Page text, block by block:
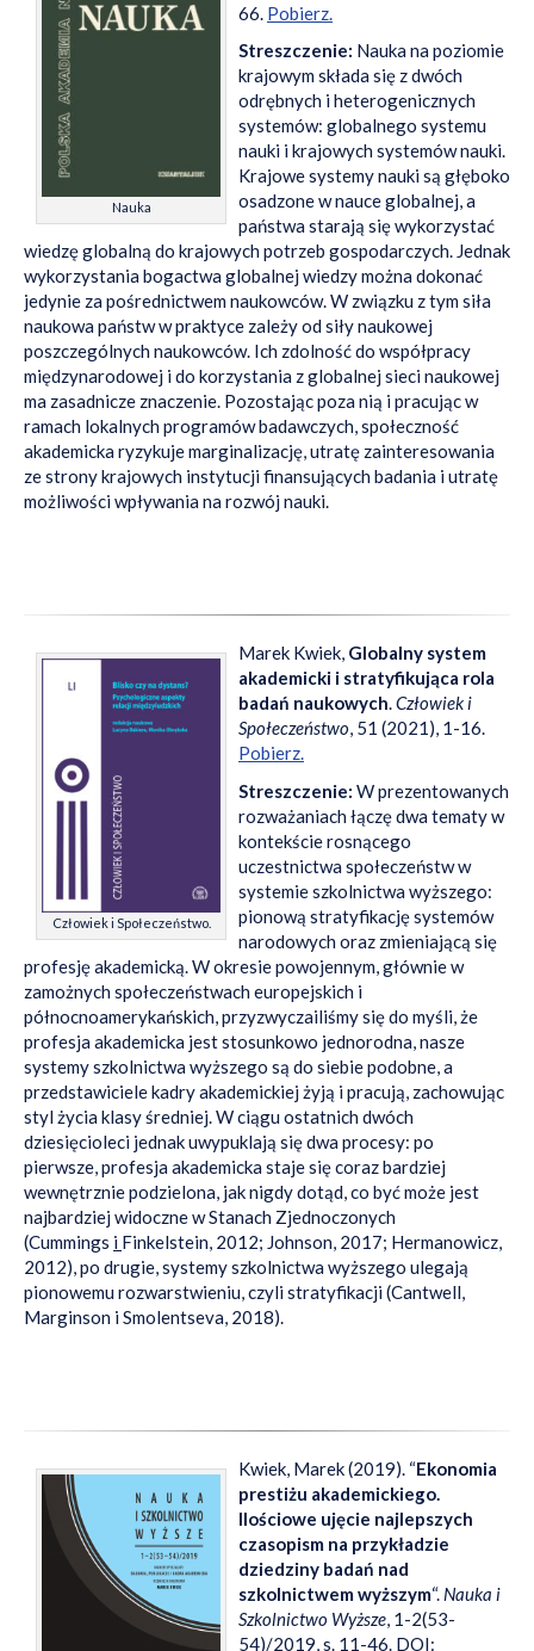
Nauka
66. Pobierz.
Streszczenie: Nauka na poziomie
krajowym składa się z dwóch
odrębnych i heterogenicznych
systemów: globalnego systemu
nauki i krajowych systemów nauki.
Krajowe systemy nauki są głęboko
osadzone w nauce globalnej, a
państwa starają się wykorzystać
wiedzę globalną do krajowych potrzeb gospodarczych. Jednak
wykorzystania bogactwa globalnej wiedzy można dokonać
jedynie za pośrednictwem naukowców. W związku z tym siła
naukowa państw w praktyce zależy od siły naukowej
poszczególnych naukowców. Ich zdolność do współpracy
międzynarodowej i do korzystania z globalnej sieci naukowej
ma zasadnicze znaczenie. Pozostając poza nią i pracując w
ramach lokalnych programów badawczych, społeczność
akademicka ryzykuje marginalizację, utratę zainteresowania
ze strony krajowych instytucji finansujących badania i utratę
możliwości wpływania na rozwój nauki.
Człowiek i Społeczeństwo.
Marek Kwiek, Globalny system
akademicki i stratyfikująca rola
badań naukowych.Człowiek i
Społeczeństwo, 51 (2021), 1-16.
Pobierz.
Streszczenie: W prezentowanych
rozważaniach łączę dwa tematy w
kontekście rosnącego
uczestnictwa społeczeństw w
systemie szkolnictwa wyższego:
pionową stratyfikację systemów
narodowych oraz zmieniającą się
profesję akademicką. W okresie powojennym, głównie w
zamożnych społeczeństwach europejskich i
północnoamerykańskich, przyzwyczailiśmy się do myśli, że
profesja akademicka jest stosunkowo jednorodna, nasze
systemy szkolnictwa wyższego są do siebie podobne, a
przedstawiciele kadry akademickiej żyją i pracują, zachowując
styl życia klasy średniej. W ciągu ostatnich dwóch
dziesięcioleci jednak uwypuklają się dwa procesy: po
pierwsze, profesja akademicka staje się coraz bardziej
wewnętrznie podzielona, jak nigdy dotąd, co być może jest
najbardziej widoczne w Stanach Zjednoczonych
(Cummings i Finkelstein, 2012; Johnson, 2017; Hermanowicz,
2012),po drugie, systemy szkolnictwa wyższego ulegają
pionowemu rozwarstwieniu, czyli stratyfikacji (Cantwell,
Marginson i Smolentseva, 2018).
Kwiek, Marek (2019). “Ekonomia
prestiżu akademickiego.
Ilościowe ujęcie najlepszych
czasopism na przykładzie
dziedziny badań nad
szkolnictwem wyższym“. Nauka i
Szkolnictwo Wyższe, 1-2(53-
54)/2019, s. 11-46. DOI: